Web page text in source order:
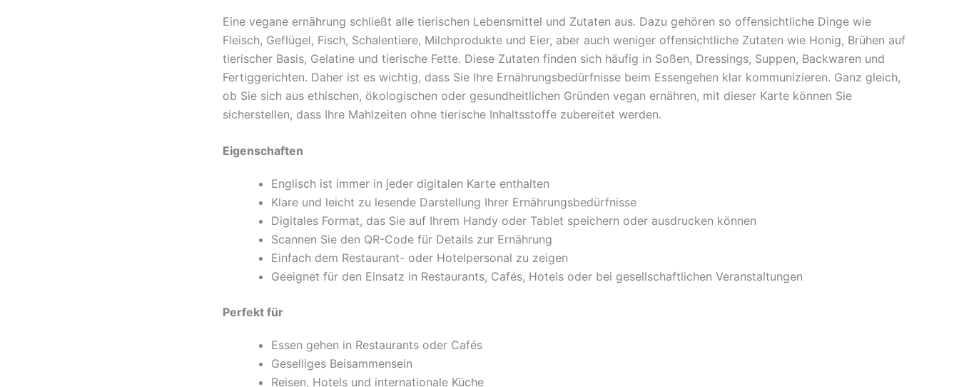
Eine vegane ernährung schließt alle tierischen Lebensmittel und Zutaten aus. Dazu gehören so offensichtliche Dinge wie
Fleisch, Geflügel, Fisch, Schalentiere, Milchprodukte und Eier, aber auch weniger offensichtliche Zutaten wie Honig, Brühen auf
tierischer Basis, Gelatine und tierische Fette. Diese Zutaten finden sich häufig in Soßen, Dressings, Suppen, Backwaren und
Fertiggerichten. Daher ist es wichtig, dass Sie Ihre Ernährungsbedürfnisse beim Essengehen klar kommunizieren. Ganz gleich,
ob Sie sich aus ethischen, ökologischen oder gesundheitlichen Gründen vegan ernähren, mit dieser Karte können Sie
sicherstellen, dass Ihre Mahlzeiten ohne tierische Inhaltsstoffe zubereitet werden.
Eigenschaften
Englisch ist immer in jeder digitalen Karte enthalten
Klare und leicht zu lesende Darstellung Ihrer Ernährungsbedürfnisse
Digitales Format, das Sie auf Ihrem Handy oder Tablet speichern oder ausdrucken können
Scannen Sie den QR-Code für Details zur Ernährung
Einfach dem Restaurant- oder Hotelpersonal zu zeigen
Geeignet für den Einsatz in Restaurants, Cafés, Hotels oder bei gesellschaftlichen Veranstaltungen
Perfekt für
Essen gehen in Restaurants oder Cafés
Geselliges Beisammensein
Reisen, Hotels und internationale Küche